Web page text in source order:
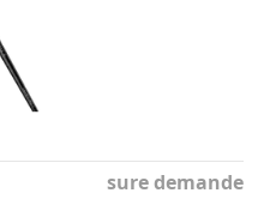
sure demande